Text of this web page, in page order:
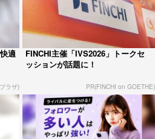
適
ラザ)
FINCHI主催「IVS2026」トークセ
ッションが話題に！
PR(FINCHI on GOETHE)